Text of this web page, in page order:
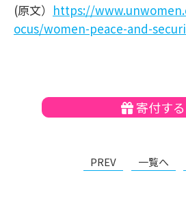
(原文） https://
ocus/women-peace-and-
寄付する
PREV 一覧へ